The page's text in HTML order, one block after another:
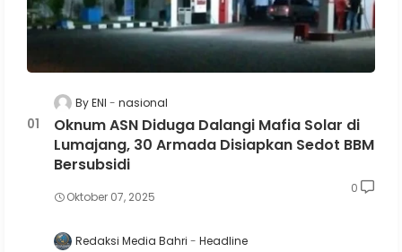
By ENI nasional
Oknum ASN Diduga Dalangi Mafia Solar di
Lumajang, 30 Armada Disiapkan Sedot BBM
Bersubsidi
Oktober 07, 2025
0
Redaksi Media Bahri Headline